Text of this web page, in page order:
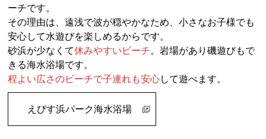
ーチです。
その理由は、遠浅で波が穏やかなため、小さなお子様でも
安心して水遊びを楽しめるからです。
砂浜が少なくて休みやすいビーチ。岩場があり磯遊びもで
きる海水浴場です。
程よい広さのビーチで子連れも安心して遊べます。
えびす浜パーク海水浴場